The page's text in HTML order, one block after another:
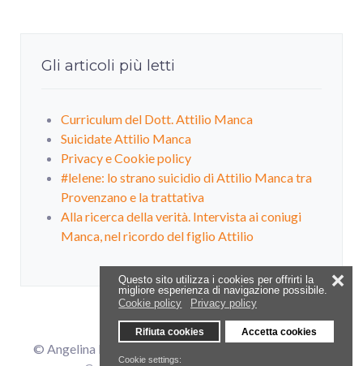
Questo sito utilizza i cookies per offrirti la
migliore esperienza di navigazione possibile.
Cookie policy
Privacy policy
Rifiuta cookies Accetta cookies
❌
Cookie settings:
Gli articoli più letti
Curriculum del Dott. Attilio Manca
Suicidate Attilio Manca
Privacy e Cookie policy
#leIene: lo strano suicidio di Attilio Manca tra
Provenzano e la trattativa
Alla ricerca della verità. Intervista ai coniugi
Manca, nel ricordo del figlio Attilio
© Angelina Manca - ginomanca34@alice.it |